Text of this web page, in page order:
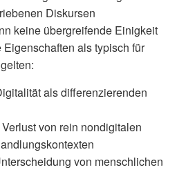
Diskursen
keine übergreifende Einigkeit
als typisch für
als differenzierenden
von rein nondigitalen
von menschlichen